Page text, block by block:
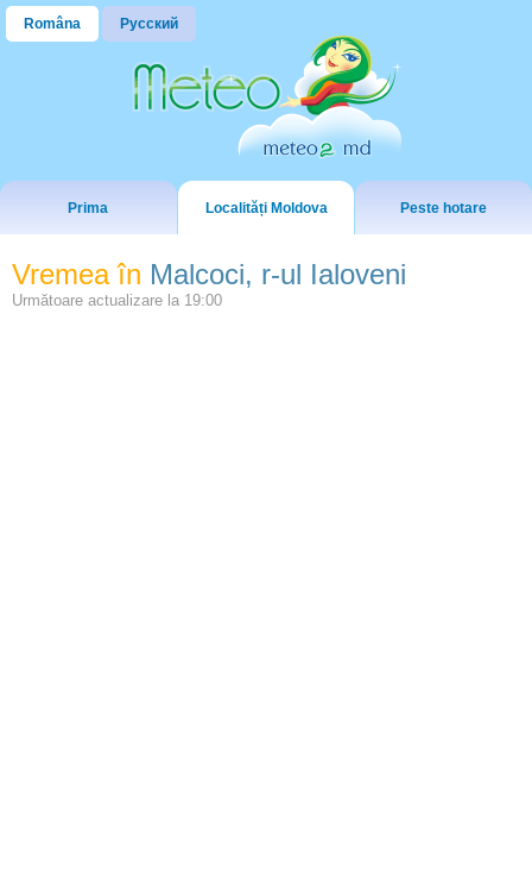
Româna Русский
Prima Localități Moldova Peste hotare
Vremea în Malcoci, r-ul Ialoveni
Următoare actualizare la 19:00